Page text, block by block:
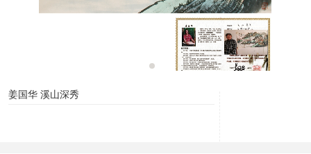
姜国华 溪山深秀